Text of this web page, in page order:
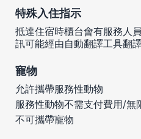
特殊入住指示
抵達住宿時櫃台會有服務人
訊可能經由自動翻譯工具翻譯
寵物
允許攜帶服務性動物
服務性動物不需支付費用/無
不可攜帶寵物